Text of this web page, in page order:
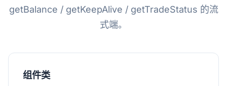
getBalance / getKeepAlive / getTradeStatus 的流
式端。
组件类